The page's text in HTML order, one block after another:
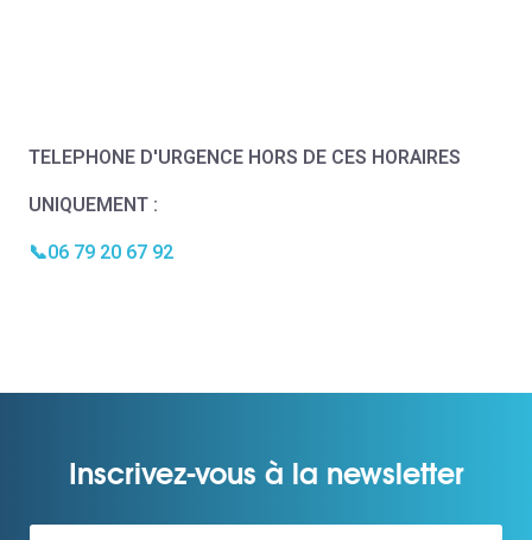
TELEPHONE D'URGENCE HORS DE CES HORAIRES
UNIQUEMENT :
📞06 79 20 67 92
Inscrivez-vous à la newsletter